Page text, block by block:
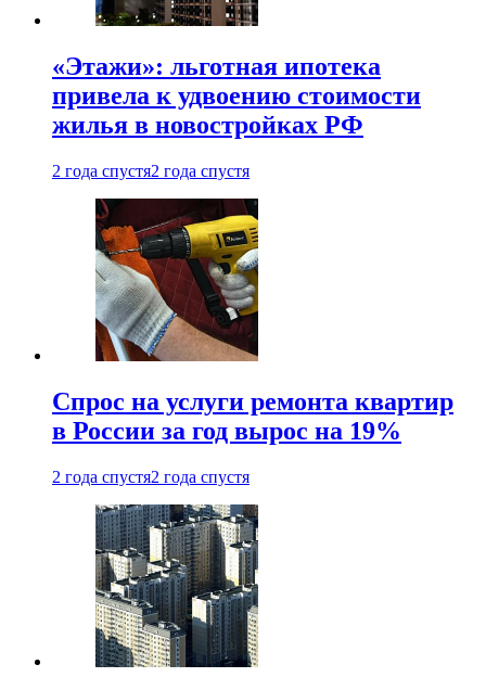
«Этажи»: льготная ипотека
привела к удвоению стоимости
жилья в новостройках РФ
2 года спустя2 года спустя
Спрос на услуги ремонта квартир
в России за год вырос на 19%
2 года спустя2 года спустя